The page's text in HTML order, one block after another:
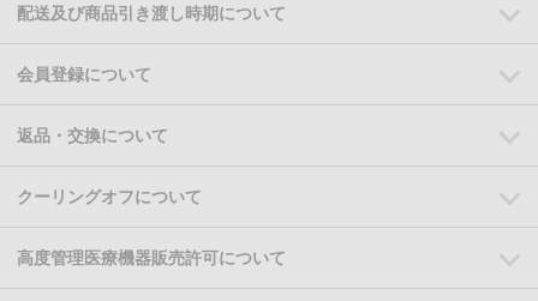
配送及び商品引き渡し時期について
会員登録について
返品・交換について
クーリングオフについて
高度管理医療機器販売許可について